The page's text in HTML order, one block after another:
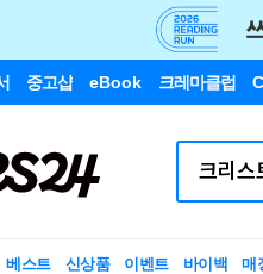
중고샵 eBook 크레마클럽
베스트 신상품 이벤트 바이백 매